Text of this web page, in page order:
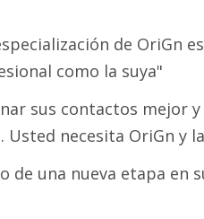
de OriGn
como la suya"
sus contactos mejor
necesita OriGn y
de una nueva etapa en